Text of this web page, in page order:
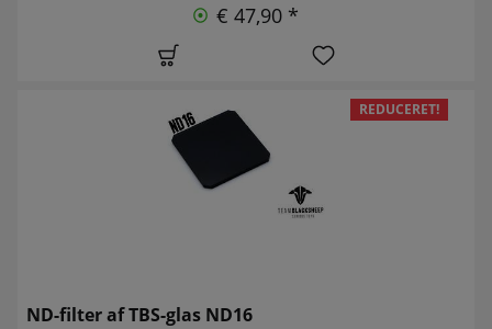
€ 47,90 *
REDUCERET!
ND-filter af TBS-glas ND16